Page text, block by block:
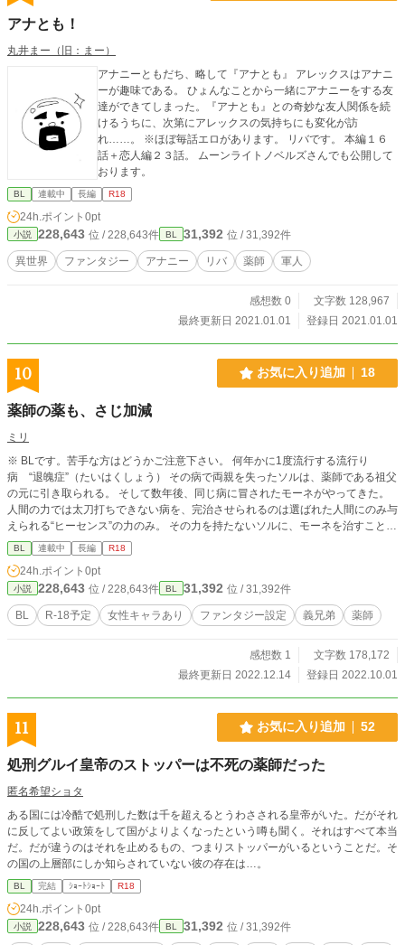
アナとも！
丸井まー（旧：まー）
アナニーともだち、略して『アナとも』 アレックスはアナニ
ーが趣味である。 ひょんなことから一緒にアナニーをする友
達ができてしまった。『アナとも』との奇妙な友人関係を続
けるうちに、次第にアレックスの気持ちにも変化が訪
れ……。 ※ほぼ毎話エロがあります。 リバです。 本編１６
話＋恋人編２３話。 ムーンライトノベルズさんでも公開して
おります。
BL 連載中 長編 R18
24h.ポイント 0pt
小説 228,643 位 / 228,643件 BL 31,392 位 / 31,392件
異世界 ファンタジー アナニー リバ 薬師 軍人
感想数 0
文字数 128,967
最終更新日 2021.01.01
登録日 2021.01.01
10 お気に入り追加 18
薬師の薬も、さじ加減
ミリ
※ BLです。苦手な方はどうかご注意下さい。 何年かに1度流行する流行り
病 “退魄症”（たいはくしょう） その病で両親を失ったソルは、薬師である祖父
の元に引き取られる。 そして数年後、同じ病に冒されたモーネがやってきた。
人間の力では太刀打ちできない病を、完治させられるのは選ばれた人間にのみ与
えられる“ヒーセンス”の力のみ。 その力を持たないソルに、モーネを治すことは
できるのか。 そして、薬師の力でかろうじて一命をとりとめたモーネの淡い恋
心の行く末は……？ ※1 女性キャラはちょこちょこ出ますが、恋愛に絡むもの
は少ないです。 ※2 前半はR-18要素は少ないですが、後半には入れたいと思
っております。 ※3 BLとしての攻受は、モーネが攻めのつもりで書いていま
すが、途中まではハッキリしない部分もあるかと思います。できれば、どちらで
もよいという寛大な気持ちでお読み頂ければ、本当にありがたく思います。 ※4
BL 連載中 長編 R18
24h.ポイント 0pt
小説 228,643 位 / 228,643件 BL 31,392 位 / 31,392件
BL R-18予定 女性キャラあり ファンタジー設定 義兄弟 薬師
感想数 1
文字数 178,172
最終更新日 2022.12.14
登録日 2022.10.01
11 お気に入り追加 52
処刑グルイ皇帝のストッパーは不死の薬師だった
匿名希望ショタ
ある国には冷酷で処刑した数は千を超えるとうわさされる皇帝がいた。だがそれ
に反してよい政策をして国がよりよくなったという噂も聞く。それはすべて本当
だ。だが違うのはそれを止めるもの、つまりストッパーがいるということだ。そ
の国の上層部にしか知らされていない彼の存在は…。
BL 完結 ｼｮｰﾄｼｮｰﾄ R18
24h.ポイント 0pt
小説 228,643 位 / 228,643件 BL 31,392 位 / 31,392件